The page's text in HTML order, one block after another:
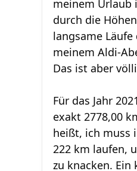
meinem Urlaub
durch die
langsame
meinem Aldi-
Das ist aber
Für das Jahr
exakt 2778,00
heißt, ich muss
222 km laufen,
zu knacken.